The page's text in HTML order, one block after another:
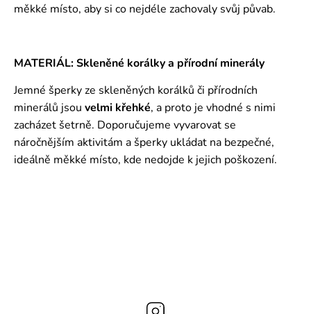
měkké místo, aby si co nejdéle zachovaly svůj půvab.
MATERIÁL: Skleněné korálky a přírodní minerály
Jemné šperky ze skleněných korálků či přírodních
minerálů jsou velmi křehké, a proto je vhodné s nimi
zacházet šetrně. Doporučujeme vyvarovat se
náročnějším aktivitám a šperky ukládat na bezpečné,
ideálně měkké místo, kde nedojde k jejich poškození.